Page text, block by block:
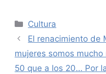
Categories
Cultura
El renacimiento de
mujeres somos
50 que a los 20… Por